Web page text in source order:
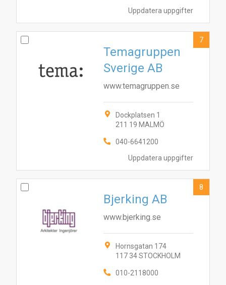
Uppdatera uppgifter
Uppdatera uppgifter
Temagruppen
Sverige AB
www.temagruppen.se
Dockplatsen 1
211 19 MALMÖ
040-6641200
7
Bjerking AB
www.bjerking.se
Hornsgatan 174
117 34 STOCKHOLM
010-2118000
8